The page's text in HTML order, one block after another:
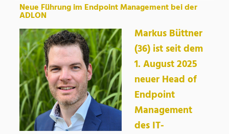
Neue Führung im Endpoint Management bei der
ADLON
Markus Büttner
(36) ist seit dem
1. August 2025
neuer Head of
Endpoint
Management
des IT-